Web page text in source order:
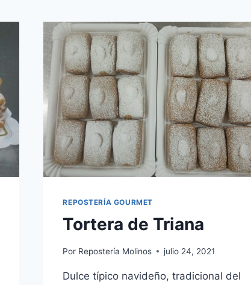
REPOSTERÍA GOURMET
Tortera de Triana
Por Repostería Molinos julio 24, 2021
Dulce típico navideño, tradicional del